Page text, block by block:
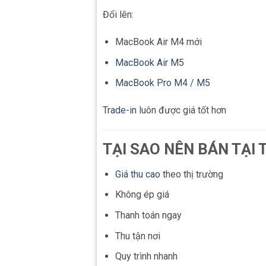
Đổi lên:
MacBook Air M4 mới
MacBook Air M5
MacBook Pro M4/ M5
Trade-in luôn được giá tốt hơn
TẠI SAO NÊN BÁN TẠI
Giá thu cao theo thị trường
Không ép giá
Thanh toán ngay
Thu tận nơi
Quy trình nhanh